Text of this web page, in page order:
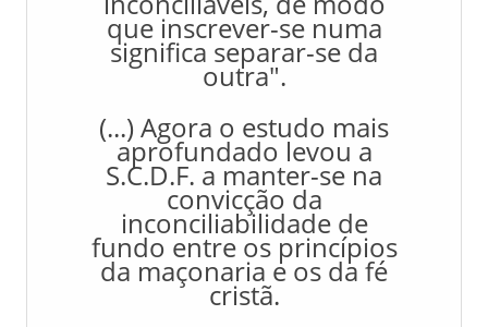
que inscrever-se numa
significa separar-se da
outra".
(...) Agora o estudo mais
aprofundado levou a
S.C.D.F. a manter-se na
convicção da
inconciliabilidade de
fundo entre os princípios
da maçonaria e os da fé
cristã.